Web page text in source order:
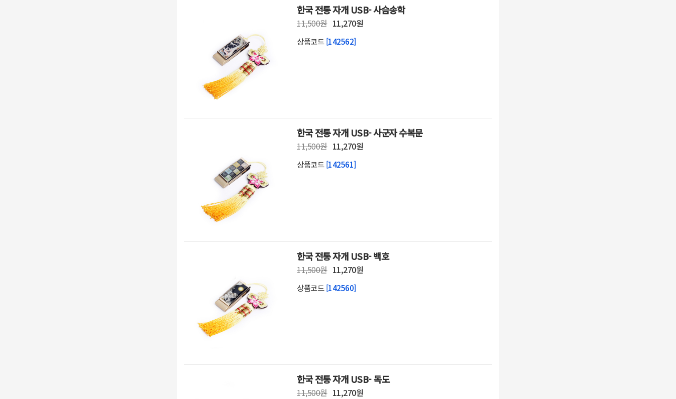
한국 전통 자개 USB- 사슴송학
11,500원 11,270원
상품코드[142562]
한국 전통 자개 USB- 사군자 수복문
11,500원 11,270원
상품코드[142561]
한국 전통 자개 USB- 백호
11,500원 11,270원
상품코드[142560]
한국 전통 자개 USB- 독도
11,500원 11,270원